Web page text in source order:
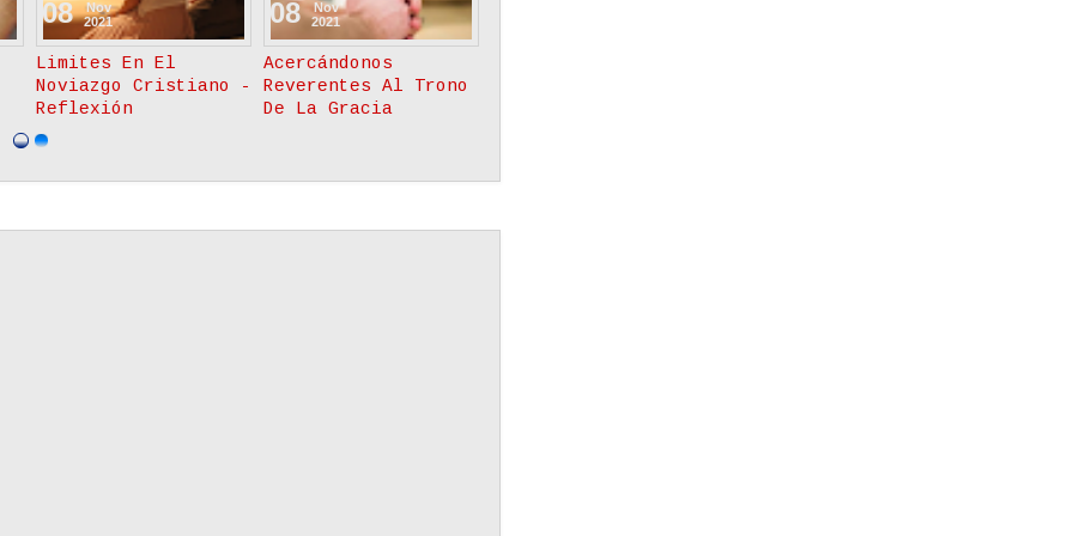
El Verdadero Amor
Siempre Es
Inteligente
09
Nov
2021
Limites En El
Noviazgo Cristiano -
Reflexión
08
Nov
2021